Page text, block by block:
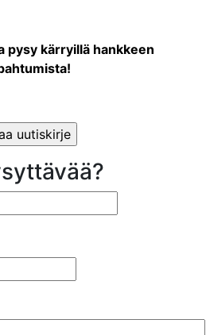
pysy kärryillä hankkeen